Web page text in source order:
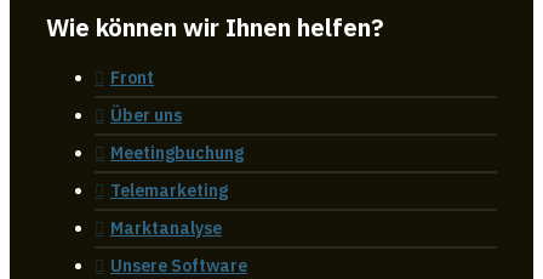
Wie können wir Ihnen helfen?
Front
Über uns
Meetingbuchung
Telemarketing
Marktanalyse
Unsere Software